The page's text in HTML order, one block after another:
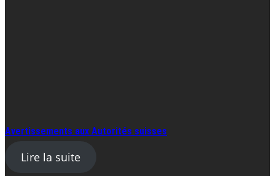
Avertissements aux Autorités suisses
Lire la suite